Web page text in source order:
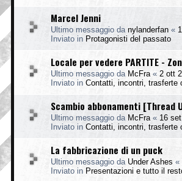
Marcel Jenni
Ultimo messaggio da nylanderfan «
Inviato in Protagonisti del passato
Locale per vedere PARTITE -
Ultimo messaggio da McFra « 2 ott
Inviato in Contatti, incontri, trasferte
Scambio abbonamenti [Thread
Ultimo messaggio da McFra « 16
Inviato in Contatti, incontri, trasferte
La fabbricazione di un puck
Ultimo messaggio da Under Ashes «
Inviato in Presentazioni e tutto il